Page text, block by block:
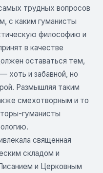
трудных вопросов
с каким гуманисты
философию и
в качестве
оставаться тем,
хоть и забавной, но
Размышляя таким
смехотворным и то
гуманисты
священная
складом и
и Церковным